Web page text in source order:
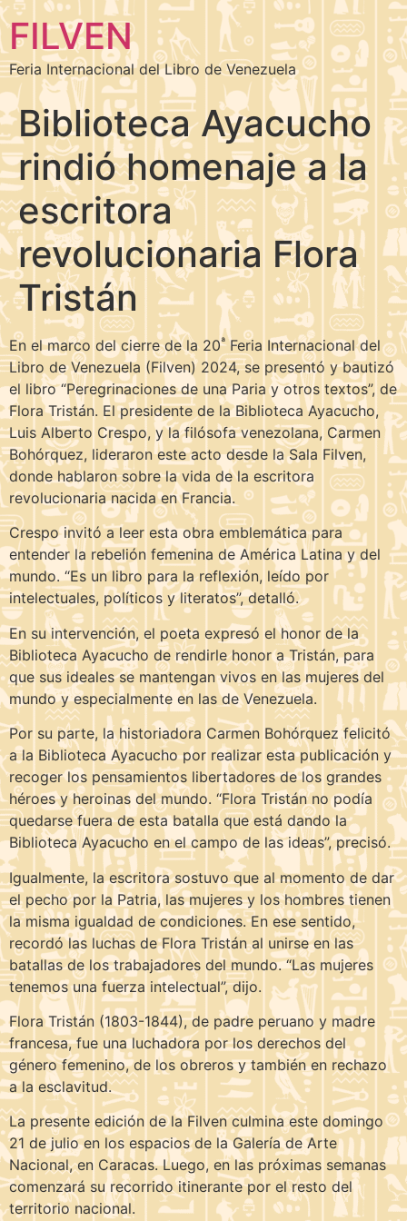
FILVEN
Feria Internacional del Libro de Venezuela
Biblioteca Ayacucho
rindió homenaje a la
escritora
revolucionaria Flora
Tristán
En el marco del cierre de la 20ªFeria Internacional del
Libro de Venezuela (Filven) 2024, se presentó y bautizó
el libro “Peregrinaciones de una Paria y otros textos”, de
Flora Tristán. El presidente de la Biblioteca Ayacucho,
Luis Alberto Crespo, y la filósofa venezolana, Carmen
Bohórquez, lideraron este acto desde la Sala Filven,
donde hablaron sobre la vida de la escritora
revolucionaria nacida en Francia.
Crespo invitó a leer esta obra emblemática para
entender la rebelión femenina de América Latina y del
mundo. “Es un libro para la reflexión, leído por
intelectuales, políticos y literatos”, detalló.
En su intervención, el poeta expresó el honor de la
Biblioteca Ayacucho de rendirle honor a Tristán, para
que sus ideales se mantengan vivos en las mujeres del
mundo y especialmente en las de Venezuela.
Por su parte, la historiadora Carmen Bohórquez felicitó
a la Biblioteca Ayacucho por realizar esta publicación y
recoger los pensamientos libertadores de los grandes
héroes y heroinas del mundo. “Flora Tristán no podía
quedarse fuera de esta batalla que está dando la
Biblioteca Ayacucho en el campo de las ideas”, precisó.
Igualmente, la escritora sostuvo que al momento de dar
el pecho por la Patria, las mujeres y los hombres tienen
la misma igualdad de condiciones. En ese sentido,
recordó las luchas de Flora Tristán al unirse en las
batallas de los trabajadores del mundo. “Las mujeres
tenemos una fuerza intelectual”, dijo.
Flora Tristán (1803-1844), de padre peruano y madre
francesa, fue una luchadora por los derechos del
género femenino, de los obreros y también en rechazo
a la esclavitud.
La presente edición de la Filven culmina este domingo
21 de julio en los espacios de la Galería de Arte
Nacional, en Caracas. Luego, en las próximas semanas
comenzará su recorrido itinerante por el resto del
territorio nacional.